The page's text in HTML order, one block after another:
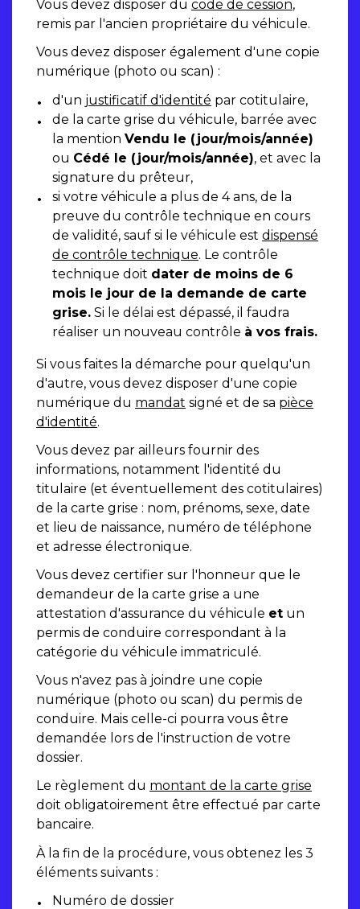
Vous devez disposer du code de cession,
remis par l'ancien propriétaire du véhicule.
Vous devez disposer également d'une copie
numérique (photo ou scan) :
d'un justificatif d'identité par cotitulaire,
de la carte grise du véhicule, barrée avec
la mention Vendu le (jour/mois/année)
ou Cédé le (jour/mois/année), et avec la
signature du prêteur,
si votre véhicule a plus de 4 ans, de la
preuve du contrôle technique en cours
de validité, sauf si le véhicule est dispensé
de contrôle technique. Le contrôle
technique doit dater de moins de 6
mois le jour de la demande de carte
grise. Si le délai est dépassé, il faudra
réaliser un nouveau contrôle à vos frais.
Si vous faites la démarche pour quelqu'un
d'autre, vous devez disposer d'une copie
numérique du mandat signé et de sa pièce
d'identité.
Vous devez par ailleurs fournir des
informations, notamment l'identité du
titulaire (et éventuellement des cotitulaires)
de la carte grise : nom, prénoms, sexe, date
et lieu de naissance, numéro de téléphone
et adresse électronique.
Vous devez certifier sur l'honneur que le
demandeur de la carte grise a une
attestation d'assurance du véhicule et un
permis de conduire correspondant à la
catégorie du véhicule immatriculé.
Vous n'avez pas à joindre une copie
numérique (photo ou scan) du permis de
conduire. Mais celle-ci pourra vous être
demandée lors de l'instruction de votre
dossier.
Le règlement du montant de la carte grise
doit obligatoirement être effectué par carte
bancaire.
À la fin de la procédure, vous obtenez les 3
éléments suivants :
Numéro de dossier